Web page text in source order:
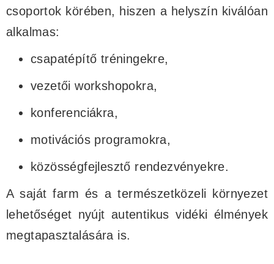
csoportok körében, hiszen a helyszín kiválóan
alkalmas:
csapatépítő tréningekre,
vezetői workshopokra,
konferenciákra,
motivációs programokra,
közösségfejlesztő rendezvényekre.
A saját farm és a természetközeli környezet
lehetőséget nyújt autentikus vidéki élmények
megtapasztalására is.